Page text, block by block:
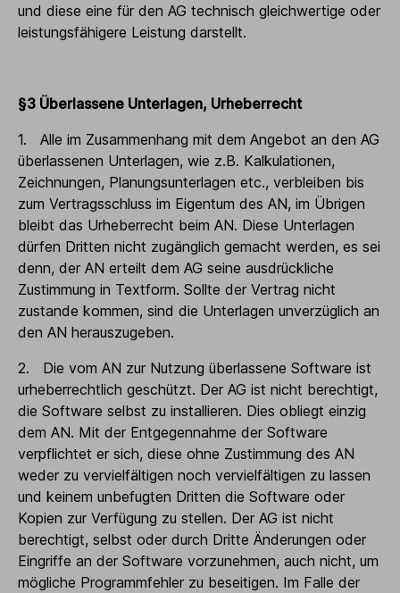
und diese eine für den AG technisch gleichwertige oder
leistungsfähigere Leistung darstellt.
§3 Überlassene Unterlagen, Urheberrecht
1. Alle im Zusammenhang mit dem Angebot an den AG
überlassenen Unterlagen, wie z.B. Kalkulationen,
Zeichnungen, Planungsunterlagen etc., verbleiben bis
zum Vertragsschluss im Eigentum des AN, im Übrigen
bleibt das Urheberrecht beim AN. Diese Unterlagen
dürfen Dritten nicht zugänglich gemacht werden, es sei
denn, der AN erteilt dem AG seine ausdrückliche
Zustimmung in Textform. Sollte der Vertrag nicht
zustande kommen, sind die Unterlagen unverzüglich an
den AN herauszugeben.
2. Die vom AN zur Nutzung überlassene Software ist
urheberrechtlich geschützt. Der AG ist nicht berechtigt,
die Software selbst zu installieren. Dies obliegt einzig
dem AN. Mit der Entgegennahme der Software
verpflichtet er sich, diese ohne Zustimmung des AN
weder zu vervielfältigen noch vervielfältigen zu lassen
und keinem unbefugten Dritten die Software oder
Kopien zur Verfügung zu stellen. Der AG ist nicht
berechtigt, selbst oder durch Dritte Änderungen oder
Eingriffe an der Software vorzunehmen, auch nicht, um
mögliche Programmfehler zu beseitigen. Im Falle der